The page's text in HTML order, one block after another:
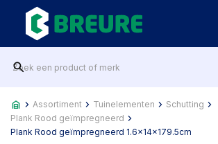
Assortiment Tuinelementen
Schutting
Plank Rood geïmpregneerd
Plank Rood geïmpregneerd 1.6x14x179.5cm